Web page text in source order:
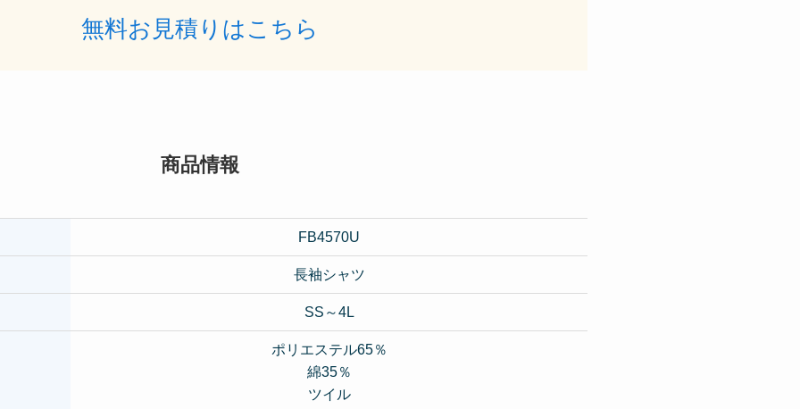
無料お見積りはこちら
商品情報
FB4570U
長袖シャツ
SS～4L
ポリエステル65％
綿35％
ツイル